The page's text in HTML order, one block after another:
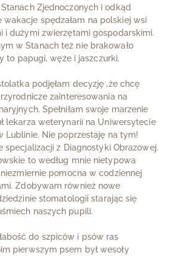
Zjednoczonych i odkąd
wakacje spędzałam na polskiej wsi
i dużymi zwierzętami gospodarskimi.
w Stanach też nie brakowało
to papugi, węże i jaszczurki.
podjęłam decyzję ,że chcę
zainteresowania na
Spełniłam swoje marzenie
lekarza weterynarii na Uniwersytecie
Lublinie. Nie poprzestaję na tym!
specjalizacji z Diagnostyki Obrazowej.
to według mnie nietypowa
pomocna w codziennej
Zdobywam również nowe
stomatologii starając się
naszych pupili.
do szpiców i psów ras
pierwszym psem był wesoły